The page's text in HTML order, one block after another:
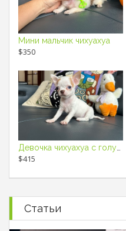
Мини мальчик чихуахуа
$350
$415
Статьи